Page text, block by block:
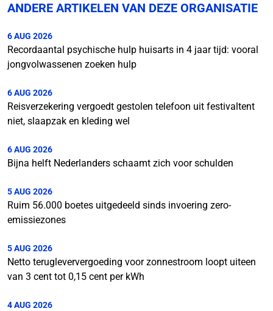
ANDERE ARTIKELEN VAN DEZE ORGANISATIE
6 AUG 2026
Recordaantal psychische hulp huisarts in 4 jaar tijd: vooral
jongvolwassenen zoeken hulp
6 AUG 2026
Reisverzekering vergoedt gestolen telefoon uit festivaltent
niet, slaapzak en kleding wel
6 AUG 2026
Bijna helft Nederlanders schaamt zich voor schulden
5 AUG 2026
Ruim 56.000 boetes uitgedeeld sinds invoering zero-
emissiezones
5 AUG 2026
Netto terugleververgoeding voor zonnestroom loopt uiteen
van 3 cent tot 0,15 cent per kWh
4 AUG 2026